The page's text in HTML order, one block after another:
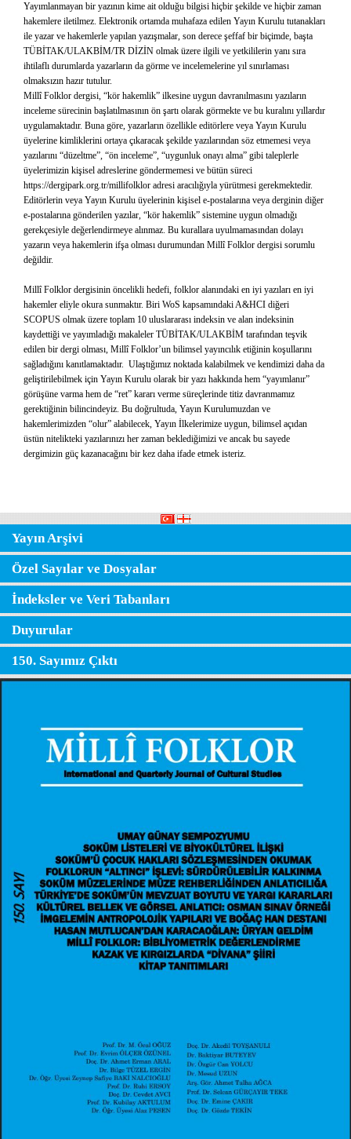
Yayımlanmayan bir yazının kime ait olduğu bilgisi hiçbir şekilde ve hiçbir zaman
hakemlere iletilmez. Elektronik ortamda muhafaza edilen Yayın Kurulu tutanakları
ile yazar ve hakemlerle yapılan yazışmalar, son derece şeffaf bir biçimde, başta
TÜBİTAK/ULAKBİM/TR DİZİN olmak üzere ilgili ve yetkililerin yanı sıra
ihtilaflı durumlarda yazarların da görme ve incelemelerine yıl sınırlaması
olmaksızın hazır tutulur.
Millî Folklor dergisi, “kör hakemlik” ilkesine uygun davranılmasını yazıların
inceleme sürecinin başlatılmasının ön şartı olarak görmekte ve bu kuralını yıllardır
uygulamaktadır. Buna göre, yazarların özellikle editörlere veya Yayın Kurulu
üyelerine kimliklerini ortaya çıkaracak şekilde yazılarından söz etmemesi veya
yazılarını “düzeltme”, “ön inceleme”, “uygunluk onayı alma” gibi taleplerle
üyelerimizin kişisel adreslerine göndermemesi ve bütün süreci
https://dergipark.org.tr/millifolklor adresi aracılığıyla yürütmesi gerekmektedir.
Editörlerin veya Yayın Kurulu üyelerinin kişisel e-postalarına veya derginin diğer
e-postalarına gönderilen yazılar, “kör hakemlik” sistemine uygun olmadığı
gerekçesiyle değerlendirmeye alınmaz. Bu kurallara uyulmamasından dolayı
yazarın veya hakemlerin ifşa olması durumundan Millî Folklor dergisi sorumlu
değildir.
Millî Folklor dergisinin öncelikli hedefi, folklor alanındaki en iyi yazıları en iyi
hakemler eliyle okura sunmaktır. Biri WoS kapsamındaki A&HCI diğeri
SCOPUS olmak üzere toplam 10 uluslararası indeksin ve alan indeksinin
kaydettiği ve yayımladığı makaleler TÜBİTAK/ULAKBİM tarafından teşvik
edilen bir dergi olması, Millî Folklor’un bilimsel yayıncılık etiğinin koşullarını
sağladığını kanıtlamaktadır. Ulaştığımız noktada kalabilmek ve kendimizi daha da
geliştirilebilmek için Yayın Kurulu olarak bir yazı hakkında hem “yayımlanır”
görüşüne varma hem de “ret” kararı verme süreçlerinde titiz davranmamız
gerektiğinin bilincindeyiz. Bu doğrultuda, Yayın Kurulumuzdan ve
hakemlerimizden “olur” alabilecek, Yayın İlkelerimize uygun, bilimsel açıdan
üstün nitelikteki yazılarınızı her zaman beklediğimizi ve ancak bu sayede
dergimizin güç kazanacağını bir kez daha ifade etmek isteriz.
Yayın Arşivi
Özel Sayılar ve Dosyalar
İndeksler ve Veri Tabanları
Duyurular
150. Sayımız Çıktı